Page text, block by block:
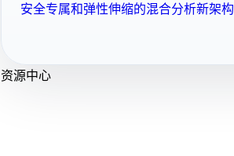
安全专属和弹性伸缩的混合分析新架构
资源中心